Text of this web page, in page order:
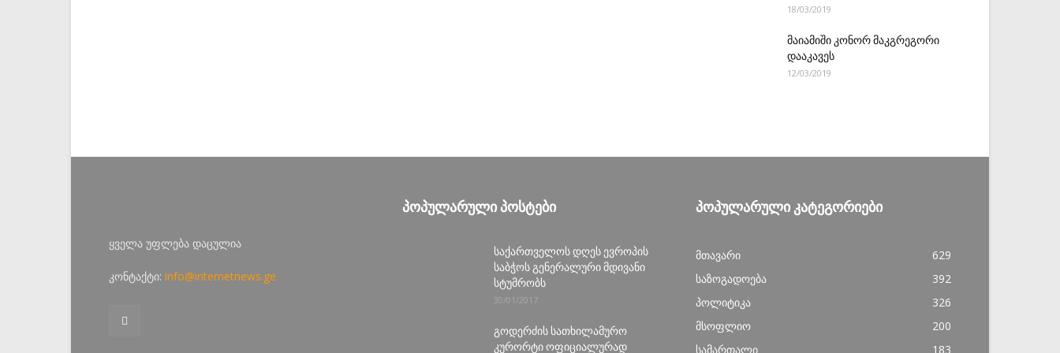
18/03/2019
მაიამიში კონორ მაკგრეგორი
დააკავეს
12/03/2019
ყველა უფლება დაცულია
კონტაქტი: info@internetnews.ge
ᲞᲝᲞᲣᲚᲐᲠᲣᲚᲘ ᲞᲝᲡᲢᲔᲑᲘ
საქართველოს დღეს ევროპის
საბჭოს გენერალური მდივანი
სტუმრობს
30/01/2017
გოდერძის სათხილამურო
კურორტი ოფიციალურად
ᲞᲝᲞᲣᲚᲐᲠᲣᲚᲘ ᲙᲐᲢᲔᲒᲝᲠᲘᲔᲑᲘ
მთავარი
629
საზოგადოება
392
პოლიტიკა
326
მსოფლიო
200
სამართალი
183